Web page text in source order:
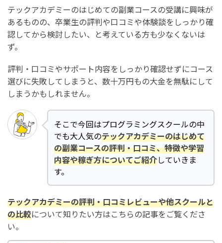
テックアカデミーのはじめての副業コースの受講に興味が
あるものの、卒業生の評判や口コミや体験談をしっかり確
認してから検討したい、と考えている方も少なくないは
ず。
評判・口コミやサポート内容をしっかり確認せずにコース
選びに失敗してしまうと、数十万円もの大金を無駄にして
しまうかもしれません。
そこで今回はプログラミングスクールの中
でも大人気のテックアカデミーのはじめて
の副業コースの評判・口コミ、特徴や学習
内容や稼ぎ方についてご紹介していきま
す。
テックアカデミーの評判・口コミレビューや他スクールと
の比較について知りたい方はこちらの記事をご覧くださ
い。